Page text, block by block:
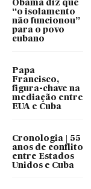
Obama diz que
“o isolamento
não funcionou”
para o povo
cubano
Papa
Francisco,
figura-chave na
mediação entre
EUA e Cuba
Cronologia | 55
anos de conflito
entre Estados
Unidos e Cuba